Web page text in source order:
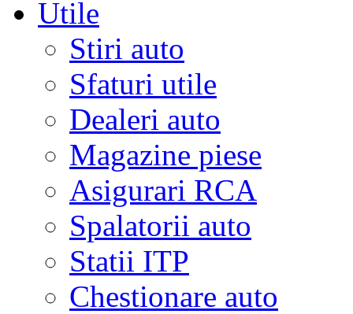
Utile
Stiri auto
Sfaturi utile
Dealeri auto
Magazine piese
Asigurari RCA
Spalatorii auto
Statii ITP
Chestionare auto